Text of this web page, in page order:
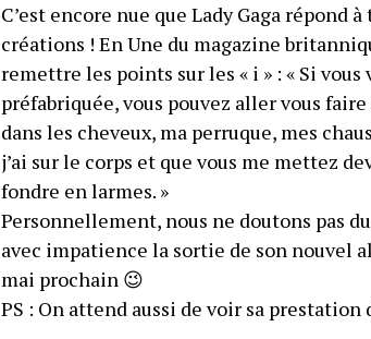
C’est encore nue que Lady Gaga répond
créations ! En Une du magazine
remettre les points sur les « i » : « Si
préfabriquée, vous pouvez aller vous
dans les cheveux, ma perruque, mes
j’ai sur le corps et que vous me mettez
fondre en larmes. »
Personnellement, nous ne doutons pas
avec impatience la sortie de son nouvel
mai prochain 😉
PS : On attend aussi de voir sa prestation